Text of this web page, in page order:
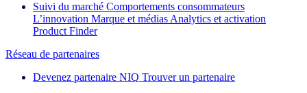
Suivi du marché Comportements consommateurs
L’innovation Marque et médiasAnalytics et activation
Product Finder
Réseau de partenaires
Devenez partenaire NIQ Trouver un partenaire